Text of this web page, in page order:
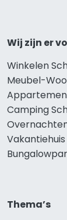
Wij zijn er
Winkelen
Meubel-
Camping
Thema’s